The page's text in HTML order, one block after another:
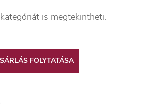
is megtekintheti.
FOLYTATÁSA